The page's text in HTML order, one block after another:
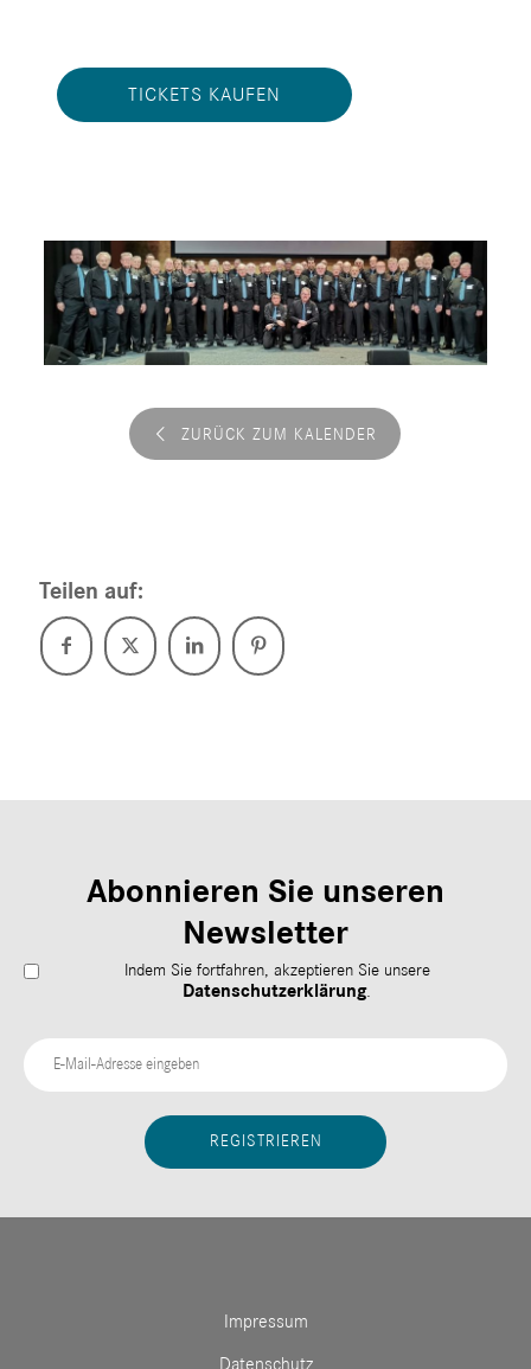
ZURÜCK ZUM KALENDER
TICKETS KAUFEN
Teilen auf:
Abonnieren Sie unseren
Newsletter
Indem Sie fortfahren, akzeptieren Sie unsere
Datenschutzerklärung.
Impressum
Datenschutz